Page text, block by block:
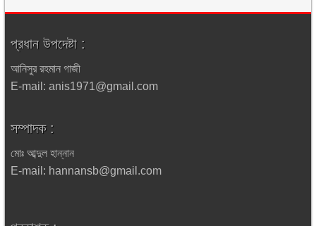
প্রধান উপদেষ্টা :
আনিসুর রহমান গাজী
E-mail: anis1971@gmail.com
সম্পাদক :
মোঃ আব্দুল হান্নান
E-mail: hannansb@gmail.com